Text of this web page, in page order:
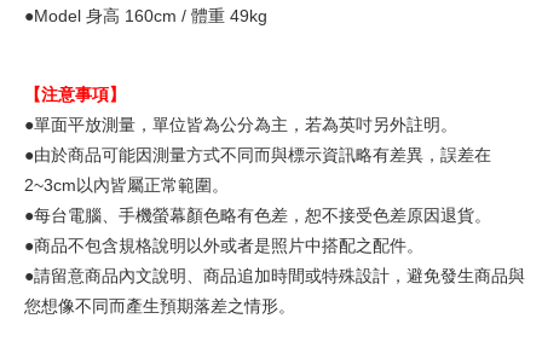
●Model 身高 160cm / 體重 49kg
【注意事項】
●單面平放測量，單位皆為公分為主，若為英吋另外註明。
●由於商品可能因測量方式不同而與標示資訊略有差異，誤差在
2~3cm以內皆屬正常範圍。
●每台電腦、手機螢幕顏色略有色差，恕不接受色差原因退貨。
●商品不包含規格說明以外或者是照片中搭配之配件。
●請留意商品內文說明、商品追加時間或特殊設計，避免發生商品與
您想像不同而產生預期落差之情形。